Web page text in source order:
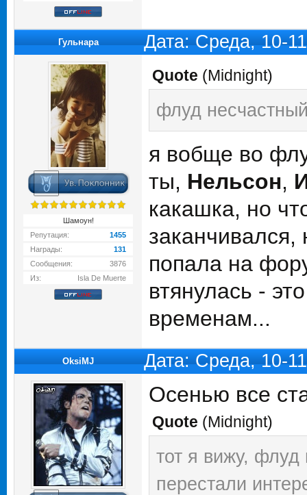
Гульнара Дата: Среда, 10-
Шамоун!
Репутация:
1455
Награды:
131
Сообщения:
3876
Из:
Isla De Muerte
Quote (Midnight)
флуд
я вобще во
ты, Нельсон,
какашка, но
попала на
втянулась -
временам...
OksiMJ Дата: Среда, 10-
Осенью все
Quote (Midnight)
тот я вижу, флуд
перестали